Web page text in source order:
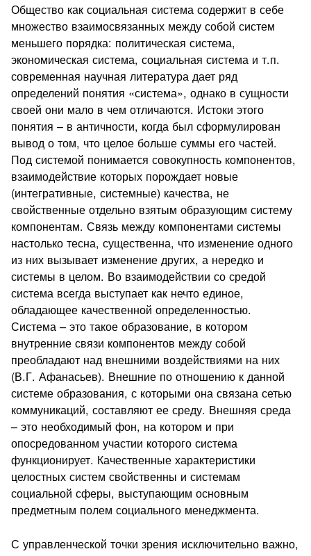
Общество как социальная система содержит в себе
множество взаимосвязанных между собой систем
меньшего порядка: политическая система,
экономическая система, социальная система и т.п.
современная научная литература дает ряд
определений понятия «система», однако в сущности
своей они мало в чем отличаются. Истоки этого
понятия – в античности, когда был сформулирован
вывод о том, что целое больше суммы его частей.
Под системой понимается совокупность компонентов,
взаимодействие которых порождает новые
(интегративные, системные) качества, не
свойственные отдельно взятым образующим систему
компонентам. Связь между компонентами системы
настолько тесна, существенна, что изменение одного
из них вызывает изменение других, а нередко и
системы в целом. Во взаимодействии со средой
система всегда выступает как нечто единое,
обладающее качественной определенностью.
Система – это такое образование, в котором
внутренние связи компонентов между собой
преобладают над внешними воздействиями на них
(В.Г. Афанасьев). Внешние по отношению к данной
системе образования, с которыми она связана сетью
коммуникаций, составляют ее среду. Внешняя среда
– это необходимый фон, на котором и при
опосредованном участии которого система
функционирует. Качественные характеристики
целостных систем свойственны и системам
социальной сферы, выступающим основным
предметным полем социального менеджмента.
С управленческой точки зрения исключительно важно,